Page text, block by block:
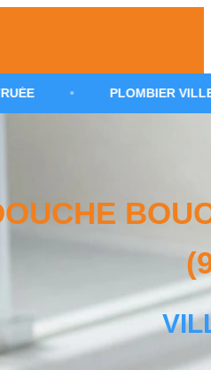
PLOMBIER VILLEPINTE 93420